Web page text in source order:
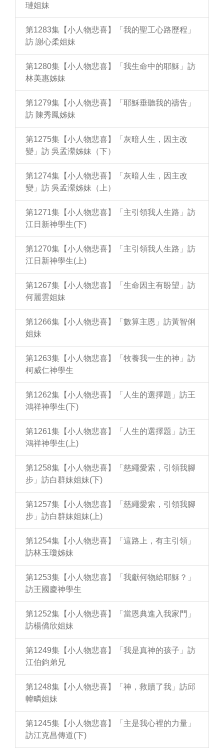
璉姐妹
第1283集【小人物悲喜】「我的聖工心路歷程」
訪 謝心柔姐妹
第1280集【小人物悲喜】「我生命中的耶穌」訪
林美惠姊妹
第1279集【小人物悲喜】「耶穌垂聽我的禱告」
訪 陳秀鳳姊妹
第1275集【小人物悲喜】「灰暗人生，因主改
變」訪 吳孟瀠姊妹（下）
第1274集【小人物悲喜】「灰暗人生，因主改
變」訪 吳孟瀠姊妹（上）
第1271集【小人物悲喜】「主引領我人生路」訪
江日新神學生(下)
第1270集【小人物悲喜】「主引領我人生路」訪
江日新神學生(上)
第1267集【小人物悲喜】「生命因主有盼望」訪
何麗雲姐妹
第1266集【小人物悲喜】「數算主恩」訪黃智俐
姐妹
第1263集【小人物悲喜】「牧養我一生的神」訪
柯威仁神學生
第1262集【小人物悲喜】「人生的選擇題」訪王
鴻祥神學生(下)
第1261集【小人物悲喜】「人生的選擇題」訪王
鴻祥神學生(上)
第1258集【小人物悲喜】「慈繩愛索，引領我腳
步」訪白群妹姐妹(下)
第1257集【小人物悲喜】「慈繩愛索，引領我腳
步」訪白群妹姐妹(上)
第1254集【小人物悲喜】「這路上，有主引領」
訪林玉瓊姊妹
第1253集【小人物悲喜】「我獻何物給耶穌？」
訪王國慶神學生
第1252集【小人物悲喜】「當恩典進入我家門」
訪楊僑欣姐妹
第1249集【小人物悲喜】「我是真神的孩子」訪
江伯鈞弟兄
第1248集【小人物悲喜】「神，救贖了我」訪邱
幃疄姐妹
第1245集【小人物悲喜】「主是我心裡的力量」
訪江克昌傳道(下)